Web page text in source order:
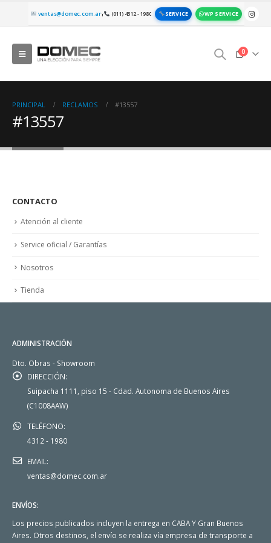
ventas@domec.com.ar| (011) 4312 - 1980 SERVICE WP SERVICE
0
PRINCIPAL RECLAMOS #13557
#13557
CONTACTO
Atención al cliente
Service oficial / Garantías
Nosotros
Tienda
ADMINISTRACIÓN
Dto. Obras - Showroom
DIRECCIÓN:
Suipacha 1111, piso 15 - Cdad. Autonoma de Buenos Aires
(C1008AAW)
TELÉFONO:
4312 - 1980
EMAIL:
ventas@domec.com.ar
ENVÍOS:
Los precios publicados incluyen la entrega en CABA Y Gran Buenos
Aires. Otros destinos, el envío se realiza vía empresa de transporte a